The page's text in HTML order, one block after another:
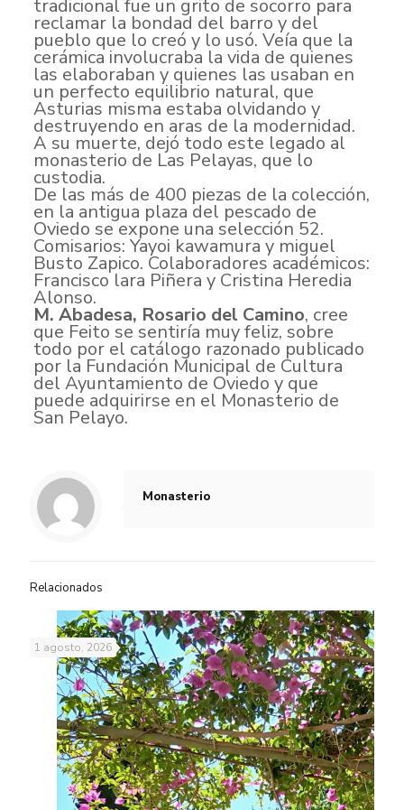
tradicional fue un grito de socorro para
reclamar la bondad del barro y del
pueblo que lo creó y lo usó. Veía que la
cerámica involucraba la vida de quienes
las elaboraban y quienes las usaban en
un perfecto equilibrio natural, que
Asturias misma estaba olvidando y
destruyendo en aras de la modernidad.
A su muerte, dejó todo este legado al
monasterio de Las Pelayas, que lo
custodia.
De las más de 400 piezas de la colección,
en la antigua plaza del pescado de
Oviedo se expone una selección 52.
Comisarios: Yayoi kawamura y miguel
Busto Zapico. Colaboradores académicos:
Francisco lara Piñera y Cristina Heredia
Alonso.
M. Abadesa, Rosario del Camino, cree
que Feito se sentiría muy feliz, sobre
todo por el catálogo razonado publicado
por la Fundación Municipal de Cultura
del Ayuntamiento de Oviedo y que
puede adquirirse en el Monasterio de
San Pelayo.
Monasterio
Relacionados
1 agosto, 2026